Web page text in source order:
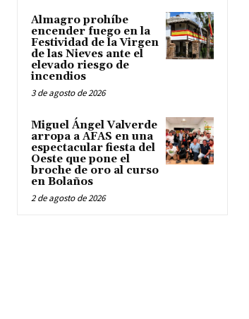
Almagro prohíbe
encender fuego en la
Festividad de la Virgen
de las Nieves ante el
elevado riesgo de
incendios
3 de agosto de 2026
Miguel Ángel Valverde
arropa a AFAS en una
espectacular fiesta del
Oeste que pone el
broche de oro al curso
en Bolaños
2 de agosto de 2026